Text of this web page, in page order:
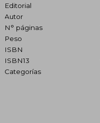
Editorial
Autor
N° páginas
Peso
ISBN
ISBN13
Categorías